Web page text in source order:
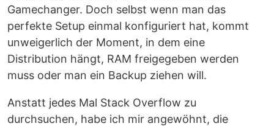
Gamechanger. Doch selbst wenn man das
perfekte Setup einmal konfiguriert hat, kommt
unweigerlich der Moment, in dem eine
Distribution hängt, RAM freigegeben werden
muss oder man ein Backup ziehen will.
Anstatt jedes Mal Stack Overflow zu
durchsuchen, habe ich mir angewöhnt, die